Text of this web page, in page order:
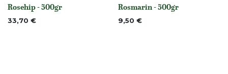
None
Rosehip - 500gr
33,70 € None
Rosmarin - 500gr
9,50 €